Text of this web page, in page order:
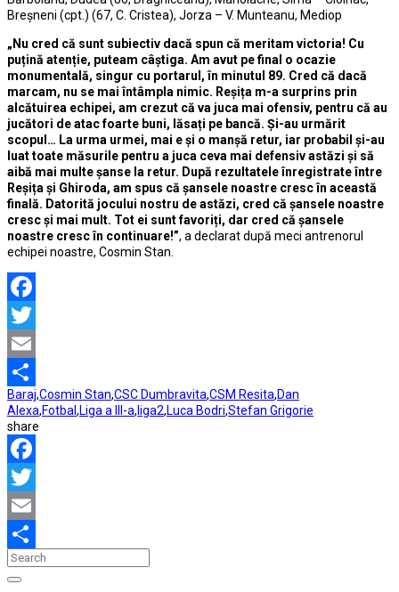
Breșneni (cpt.) (67, C. Cristea), Jorza – V. Munteanu, Mediop
„Nu cred că sunt subiectiv dacă spun că meritam victoria! Cu
puțină atenție, puteam câștiga. Am avut pe final o ocazie
monumentală, singur cu portarul, în minutul 89. Cred că dacă
marcam, nu se mai întâmpla nimic. Reșița m-a surprins prin
alcătuirea echipei, am crezut că va juca mai ofensiv, pentru că au
jucători de atac foarte buni, lăsați pe bancă. Și-au urmărit
scopul… La urma urmei, mai e și o manșă retur, iar probabil și-au
luat toate măsurile pentru a juca ceva mai defensiv astăzi și să
aibă mai multe șanse la retur. După rezultatele înregistrate între
Reșița și Ghiroda, am spus că șansele noastre cresc în această
finală. Datorită jocului nostru de astăzi, cred că șansele noastre
cresc și mai mult. Tot ei sunt favoriți, dar cred că șansele
noastre cresc în continuare!”, a declarat după meci antrenorul
echipei noastre, Cosmin Stan.
Facebook
Twitter
Email
Partajează
Baraj,Cosmin Stan,CSC Dumbravita,CSM Resita,Dan
Alexa,Fotbal ,Liga a III-a, liga2,Luca Bodri,Stefan Grigorie
share
Facebook
Twitter
Email
Partajează